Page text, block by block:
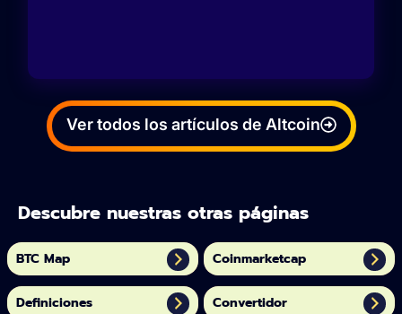
Ver todos los artículos de Altcoin
Descubre nuestras otras páginas
BTC Map Coinmarketcap
Definiciones Convertidor